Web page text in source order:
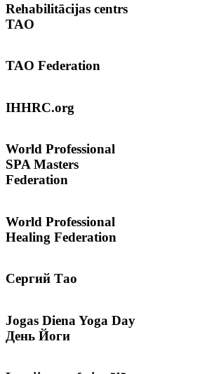
Rehabilitācijas centrs
TAO
TAO Federation
IHHRC.org
World Professional
SPA Masters
Federation
World Professional
Healing Federation
Сергий Тао
Jogas Diena Yoga Day
День Йоги